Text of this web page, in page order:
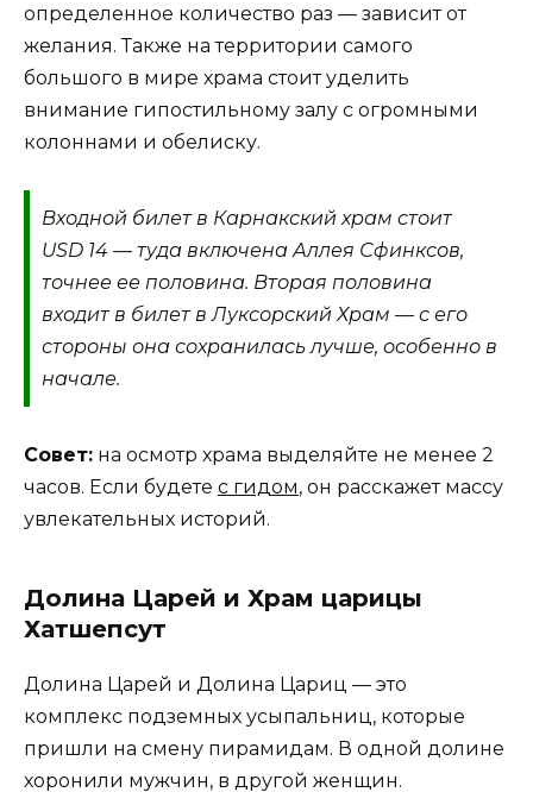
определенное количество раз — зависит от
желания. Также на территории самого
большого в мире храма стоит уделить
внимание гипостильному залу с огромными
колоннами и обелиску.
Входной билет в Карнакский храм стоит
USD 14 — туда включена Аллея Сфинксов,
точнее ее половина. Вторая половина
входит в билет в Луксорский Храм — с его
стороны она сохранилась лучше, особенно в
начале.
Совет: на осмотр храма выделяйте не менее 2
часов. Если будете с гидом, он расскажет массу
увлекательных историй.
Долина Царей и Храм царицы
Хатшепсут
Долина Царей и Долина Цариц — это
комплекс подземных усыпальниц, которые
пришли на смену пирамидам. В одной долине
хоронили мужчин, в другой женщин.